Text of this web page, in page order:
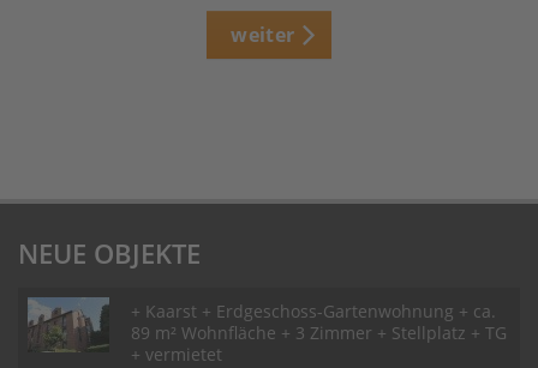
weiter
NEUE OBJEKTE
+ Kaarst + Erdgeschoss-Gartenwohnung + ca.
89 m² Wohnfläche + 3 Zimmer + Stellplatz + TG
+ vermietet